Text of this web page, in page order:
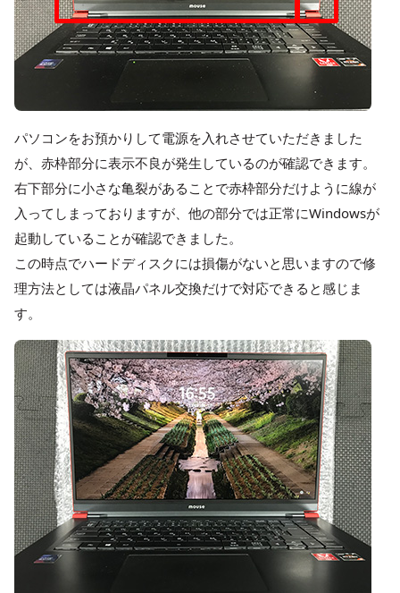
パソコンをお預かりして電源を入れさせていただきました
が、赤枠部分に表示不良が発生しているのが確認できます。
右下部分に小さな亀裂があることで赤枠部分だけように線が
入ってしまっておりますが、他の部分では正常にWindowsが
起動していることが確認できました。
この時点でハードディスクには損傷がないと思いますので修
理方法としては液晶パネル交換だけで対応できると感じま
す。